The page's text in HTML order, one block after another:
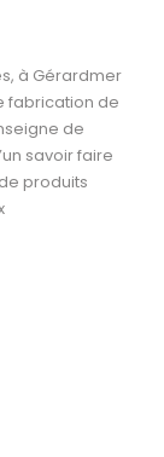
à Gérardmer
fabrication de
de
savoir faire
produits